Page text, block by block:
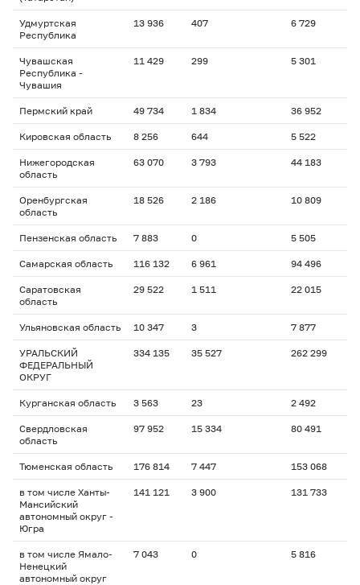
Удмуртская
Республика
13 936 407 6 729
Чувашская
Республика -
Чувашия
11 429 299 5 301
Пермский край 49 734 1 834 36 952
Кировская область 8 256 644 5 522
Нижегородская
область
63 070 3 793 44 183
Оренбургская
область
18 526 2 186 10 809
Пензенская область 7 883 0 5 505
Самарская область 116 132 6 961 94 496
Саратовская
область
29 522 1 511 22 015
Ульяновская область 10 347 3 7 877
УРАЛЬСКИЙ
ФЕДЕРАЛЬНЫЙ
ОКРУГ
334 135 35 527 262 299
Курганская область 3 563 23 2 492
Свердловская
область
97 952 15 334 80 491
Тюменская область 176 814 7 447 153 068
в том числе Ханты-
Мансийский
автономный округ -
Югра
141 121 3 900 131 733
в том числе Ямало-
Ненецкий
автономный округ
7 043 0 5 816